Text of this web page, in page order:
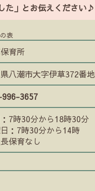
た」とお伝えください♪
表
育所
八潮市大字伊草372番地
3657
7時30分から18時30分
：7時30分から14時
保育なし